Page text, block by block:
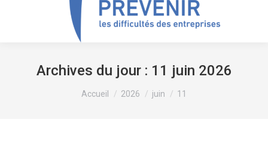
Archives du jour : 11 juin 2026
Vous êtes ici :
Accueil 2026 juin 11